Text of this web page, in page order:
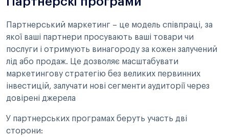
Партнерський маркетинг – це модель співпраці, за
якої ваші партнери просувають ваші товари чи
послуги і отримують винагороду за кожен залучений
лід або продаж. Це дозволяє масштабувати
маркетингову стратегію без великих первинних
інвестицій, залучати нові сегменти аудиторії через
довірені джерела
У партнерських програмах беруть участь дві
сторони: